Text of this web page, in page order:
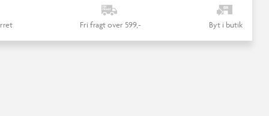
Fri fragt over 599,- Byt i butik